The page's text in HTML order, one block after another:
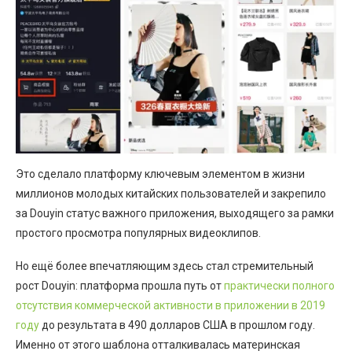
Это сделало платформу ключевым элементом в жизни
миллионов молодых китайских пользователей и закрепило
за Douyin статус важного приложения, выходящего за рамки
простого просмотра популярных видеоклипов.
Но ещё более впечатляющим здесь стал стремительный
рост Douyin: платформа прошла путь отпрактически полного
отсутствия коммерческой активности в приложении в 2019
году до результата в 490 долларов США в прошлом году.
Именно от этого шаблона отталкивалась материнская